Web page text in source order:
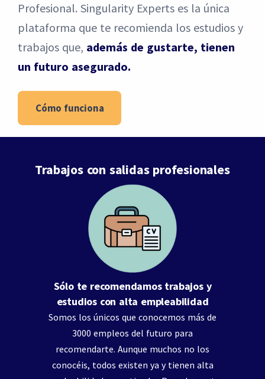
Profesional. Singularity Experts es la única
plataforma que te recomienda los estudios y
trabajos que, además de gustarte, tienen
un futuro asegurado.
Cómo funciona
Trabajos con salidas profesionales
Sólo te recomendamos trabajos y
estudios con alta empleabilidad
Somos los únicos que conocemos más de
3000 empleos del futuro para
recomendarte. Aunque muchos no los
conocéis, todos existen ya y tienen alta